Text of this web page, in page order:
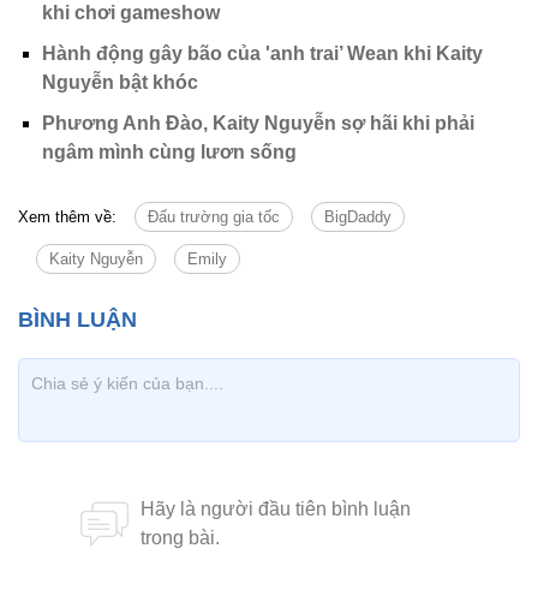
khi chơi gameshow
Hành động gây bão của 'anh trai’ Wean khi Kaity
Nguyễn bật khóc
Phương Anh Đào, Kaity Nguyễn sợ hãi khi phải
ngâm mình cùng lươn sống
Xem thêm về: Đấu trường gia tốc BigDaddy
Kaity Nguyễn Emily